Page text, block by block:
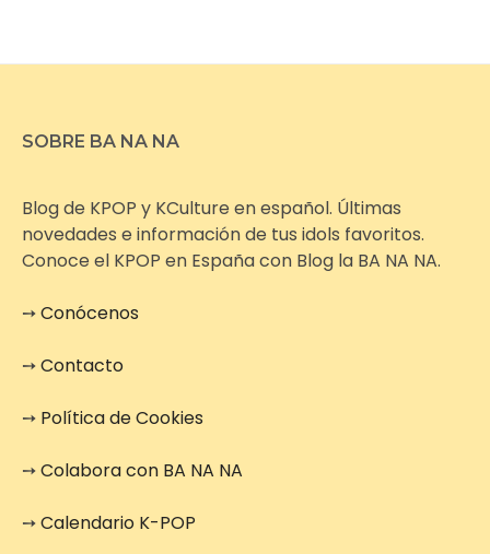
SOBRE BA NA NA
Blog de KPOP y KCulture en español. Últimas
novedades e información de tus idols favoritos.
Conoce el KPOP en España con Blog la BA NA NA.
➙Conócenos
➙Contacto
➙ Política de Cookies
➙Colabora con BA NA NA
➙Calendario K-POP